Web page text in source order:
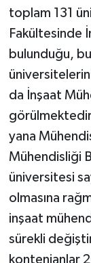
toplam 131
Fakültesinde
bulunduğu,
da İnşaat
yana
Mühendisliği
üniversitesi
olmasına
inşaat
sürekli
kontenjanlar